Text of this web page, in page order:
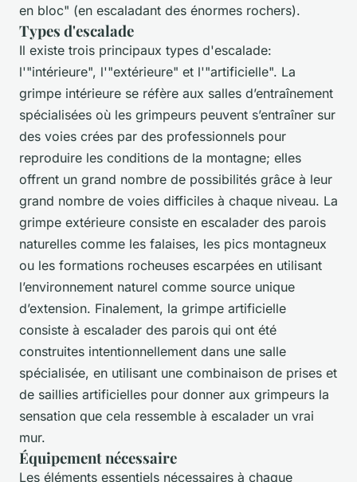
en bloc" (en escaladant des énormes rochers).
Types d'escalade
Il existe trois principaux types d'escalade:
l'"intérieure", l'"extérieure" et l'"artificielle". La
grimpe intérieure se réfère aux salles d’entraînement
spécialisées où les grimpeurs peuvent s’entraîner sur
des voies crées par des professionnels pour
reproduire les conditions de la montagne; elles
offrent un grand nombre de possibilités grâce à leur
grand nombre de voies difficiles à chaque niveau. La
grimpe extérieure consiste en escalader des parois
naturelles comme les falaises, les pics montagneux
ou les formations rocheuses escarpées en utilisant
l’environnement naturel comme source unique
d’extension. Finalement, la grimpe artificielle
consiste à escalader des parois qui ont été
construites intentionnellement dans une salle
spécialisée, en utilisant une combinaison de prises et
de saillies artificielles pour donner aux grimpeurs la
sensation que cela ressemble à escalader un vrai
mur.
Équipement nécessaire
Les éléments essentiels nécessaires à chaque